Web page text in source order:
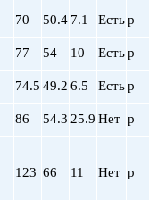
пл. Ленина
Политехническая
пр. Большевиков
Приморская
70 50.4 7.1 Естьр
77 54 10 Естьр
74.5 49.2 6.5 Естьр
86 54.3 25.9 Нет р
123 66 11 Нет р